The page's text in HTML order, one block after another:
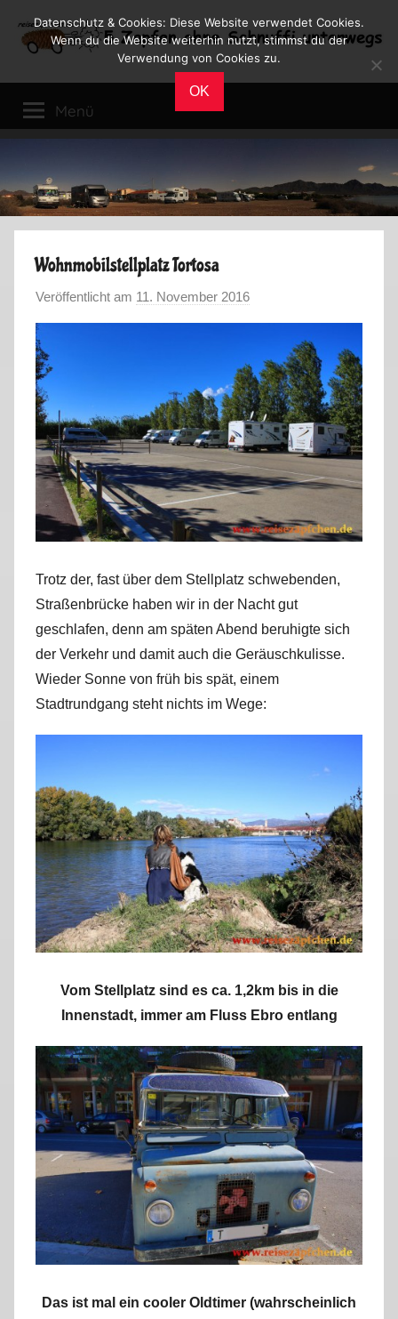
Inhalt
Reiseblog
Leben
im
Menü
Wohnmobilstellplatz Tortosa
Veröffentlicht am 11. November 2016
o
M
a
r
k
u
s
Trotz der, fast über dem Stellplatz schwebenden,
Straßenbrücke haben wir in der Nacht gut
geschlafen, denn am späten Abend beruhigte sich
der Verkehr und damit auch die Geräuschkulisse.
Wieder Sonne von früh bis spät, einem
Stadtrundgang steht nichts im Wege:
Vom Stellplatz sind es ca. 1,2km bis in die
Innenstadt, immer am Fluss Ebro entlang
Das ist mal ein cooler Oldtimer (wahrscheinlich
Datenschutz & Cookies: Diese Website verwendet Cookies.
Wenn du die Website weiterhin nutzt, stimmst du der
Verwendung von Cookies zu.
OK